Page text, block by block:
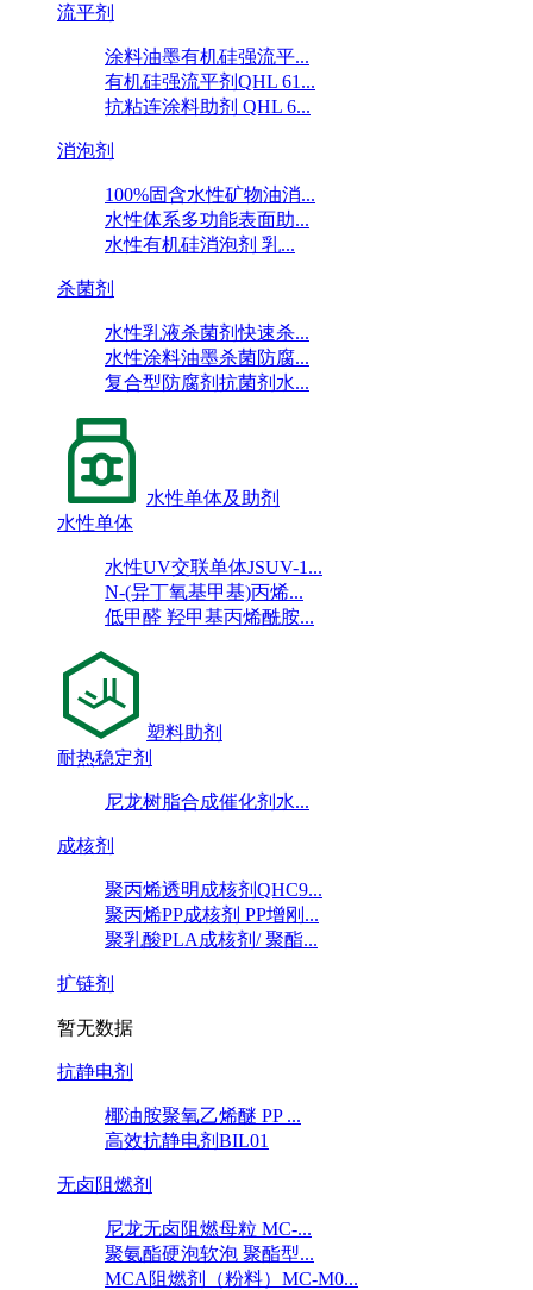
流平剂
涂料油墨有机硅强流平...
有机硅强流平剂QHL 61...
抗粘连涂料助剂 QHL 6...
消泡剂
100%固含水性矿物油消...
水性体系多功能表面助...
水性有机硅消泡剂 乳...
杀菌剂
水性乳液杀菌剂快速杀...
水性涂料油墨杀菌防腐...
复合型防腐剂抗菌剂水...
水性单体及助剂
水性单体
水性UV交联单体JSUV-1...
N-(异丁氧基甲基)丙烯...
低甲醛 羟甲基丙烯酰胺...
塑料助剂
耐热稳定剂
尼龙树脂合成催化剂水...
成核剂
聚丙烯透明成核剂QHC9...
聚丙烯PP成核剂 PP增刚...
聚乳酸PLA成核剂/ 聚酯...
扩链剂
暂无数据
抗静电剂
椰油胺聚氧乙烯醚 PP ...
高效抗静电剂BIL01
无卤阻燃剂
尼龙无卤阻燃母粒 MC-...
聚氨酯硬泡软泡 聚酯型...
MCA阻燃剂（粉料）MC-M0...